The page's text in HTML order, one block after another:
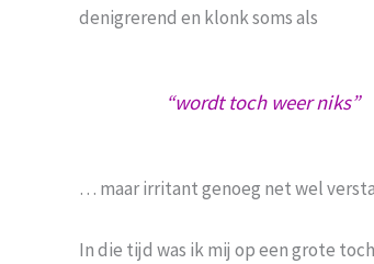
denigrerend en klonk soms als
“wordt toch weer niks”
… maar irritant genoeg net wel
In die tijd was ik mij op een grote